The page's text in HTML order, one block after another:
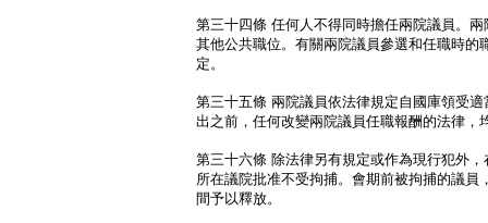
第三十四條 任何人不得同時擔任兩院議員。
其他公共職位。有關兩院議員參選和任職時的
定。
第三十五條 兩院議員依法律規定自國庫領受
出之前，任何改變兩院議員任職報酬的法律，
第三十六條 除法律另有規定或作為現行犯外
所在議院批准不受拘捕。會期前被拘捕的議員
間予以釋放。